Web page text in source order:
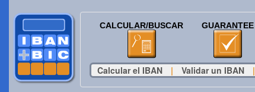
CALCULAR/BUSCAR GUARANTEE
Calcular el IBAN | Validar un IBAN |